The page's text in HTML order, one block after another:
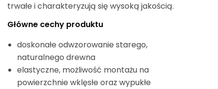
trwałe i charakteryzują się wysoką jakością.
Główne cechy produktu
doskonałe odwzorowanie starego,
naturalnego drewna
elastyczne, możliwość montażu na
powierzchnie wklęsłe oraz wypukłe